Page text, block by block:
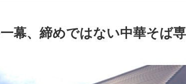
幕、締めではない中華そば